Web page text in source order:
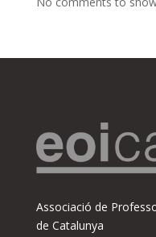
Associació de
de Catalunya